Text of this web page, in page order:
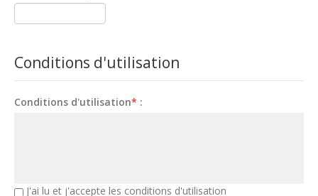
Conditions d'utilisation
Conditions d'utilisation* :
J'ai lu et j'accepte les conditions d'utilisation